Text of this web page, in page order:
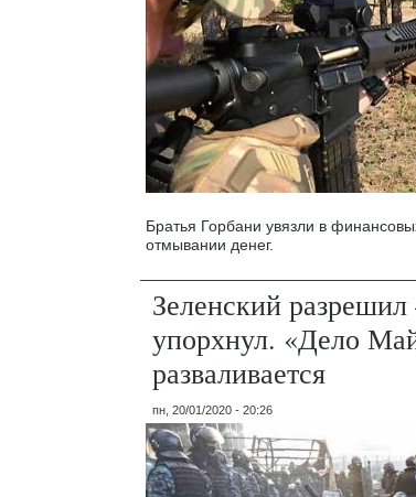
Братья Горбани увязли в
отмывании денег.
Зеленский разрешил
упорхнул. «Дело
разваливается
пн, 20/01/2020 - 20:26